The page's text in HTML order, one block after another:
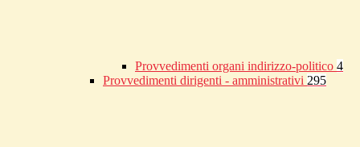
Provvedimenti organi indirizzo-politico 4
Provvedimenti dirigenti - amministrativi 295